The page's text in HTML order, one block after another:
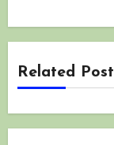
Related Post